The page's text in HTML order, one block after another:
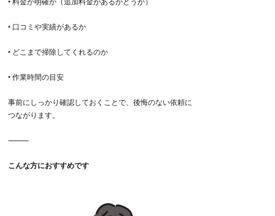
• 口コミや実績があるか
• どこまで掃除してくれるのか
• 作業時間の目安
事前にしっかり確認しておくことで、後悔のない依頼に
つながります。
⸻
こんな方におすすめです